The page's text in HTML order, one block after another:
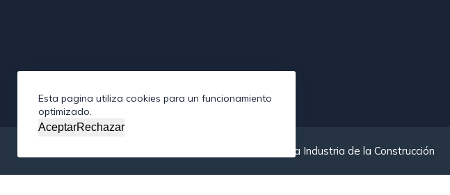
Esta pagina utiliza cookies para un funcionamiento
optimizado.
AceptarRechazar
Copyright © 2026 - Federación Interamericana de la Industria de la Construcción